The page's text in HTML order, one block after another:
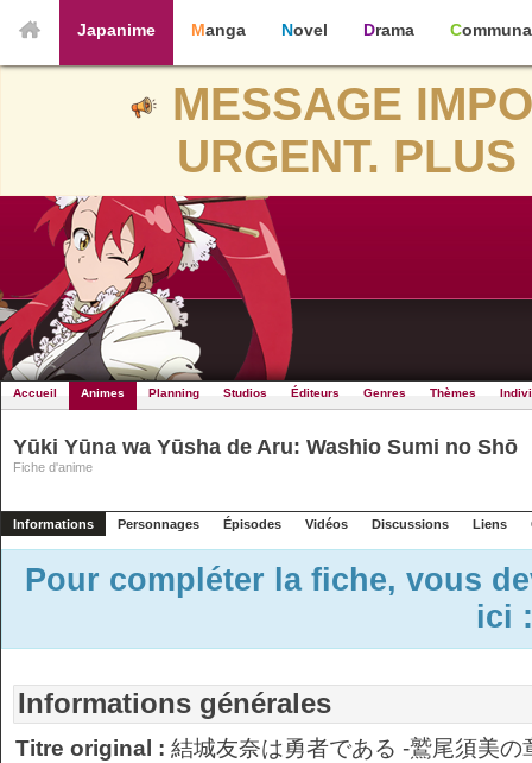
Japanime Manga Novel Drama
MESSAGE
URGENT.
Accueil Animes Planning Studios Éditeurs Genres Thèmes
Yūki Yūna wa Yūsha de Aru: Washio Sumi no Shō
Fiche d'anime
Informations Personnages Épisodes Vidéos Discussions Liens
Pour compléter la fiche, vous
ici
Informations générales
Titre original : 結城友奈は勇者である -鷲尾須美の